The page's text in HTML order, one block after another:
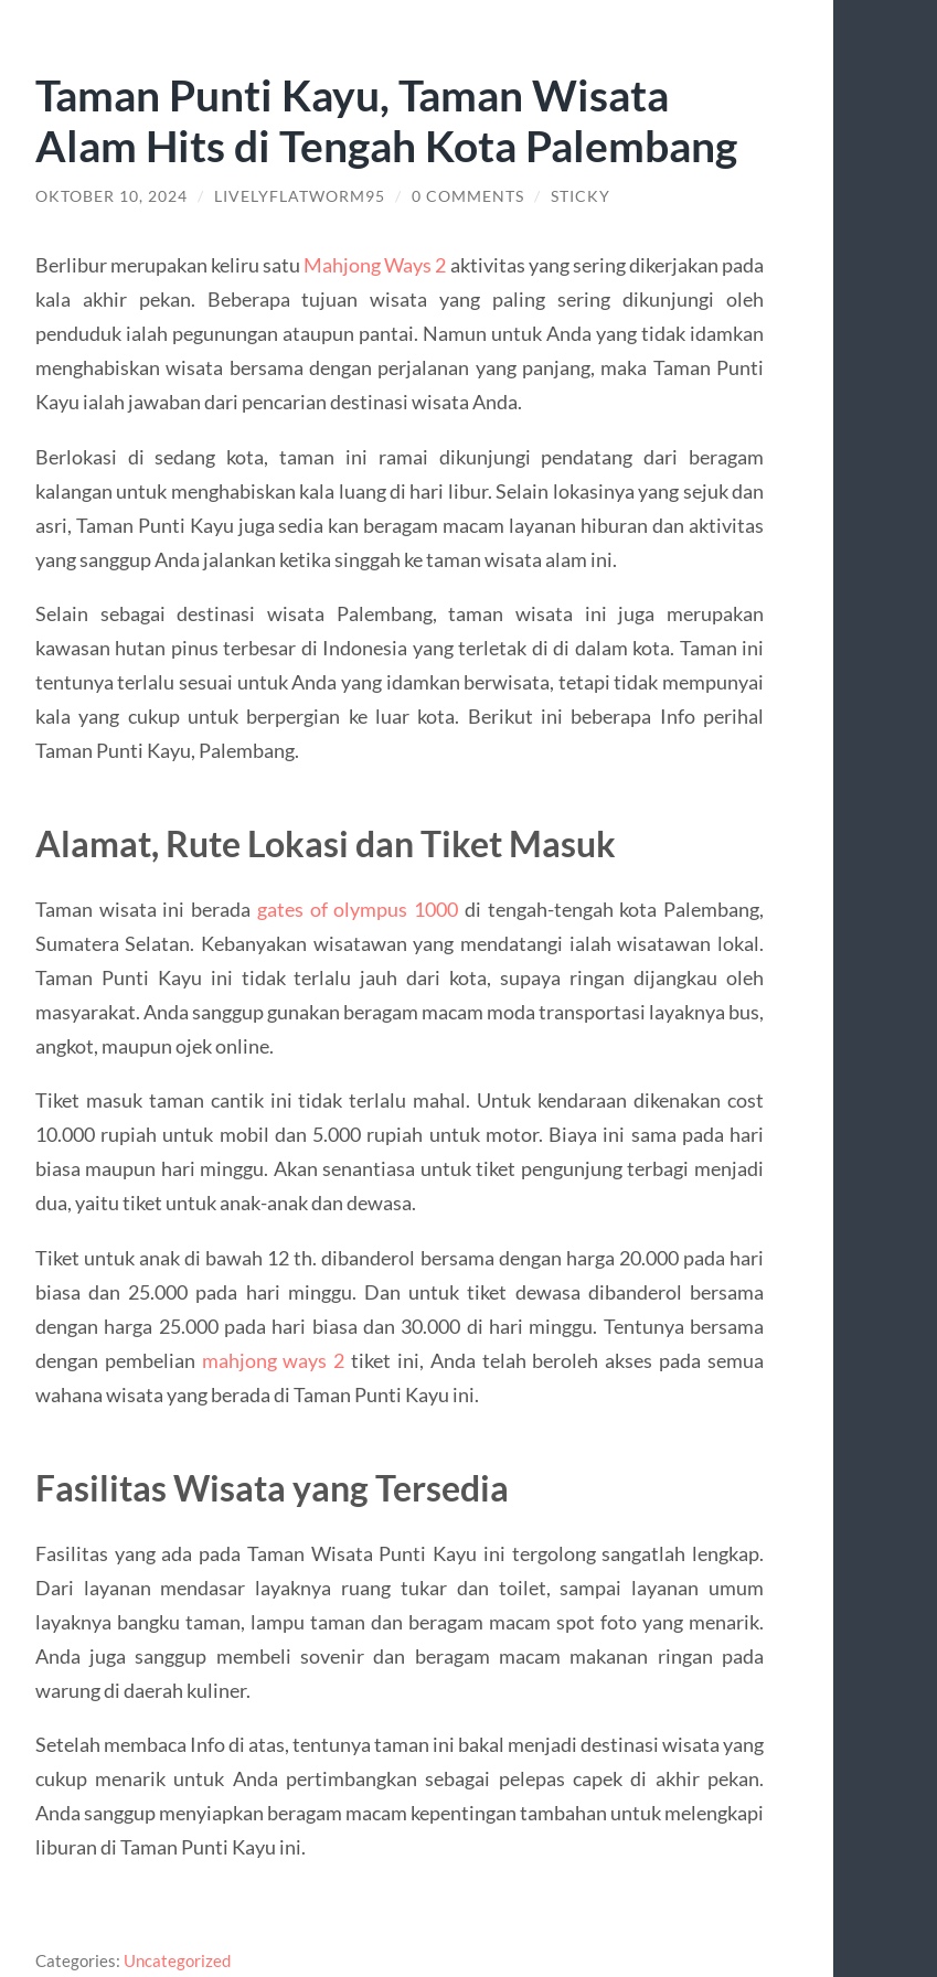
Taman Punti Kayu, Taman Wisata
Alam Hits di Tengah Kota Palembang
OKTOBER 10, 2024 / LIVELYFLATWORM95 / 0 COMMENTS / STICKY
Berlibur merupakan keliru satu Mahjong Ways 2 aktivitas yang sering dikerjakan pada
kala akhir pekan. Beberapa tujuan wisata yang paling sering dikunjungi oleh
penduduk ialah pegunungan ataupun pantai. Namun untuk Anda yang tidak idamkan
menghabiskan wisata bersama dengan perjalanan yang panjang, maka Taman Punti
Kayu ialah jawaban dari pencarian destinasi wisata Anda.
Berlokasi di sedang kota, taman ini ramai dikunjungi pendatang dari beragam
kalangan untuk menghabiskan kala luang di hari libur. Selain lokasinya yang sejuk dan
asri, Taman Punti Kayu juga sedia kan beragam macam layanan hiburan dan aktivitas
yang sanggup Anda jalankan ketika singgah ke taman wisata alam ini.
Selain sebagai destinasi wisata Palembang, taman wisata ini juga merupakan
kawasan hutan pinus terbesar di Indonesia yang terletak di di dalam kota. Taman ini
tentunya terlalu sesuai untuk Anda yang idamkan berwisata, tetapi tidak mempunyai
kala yang cukup untuk berpergian ke luar kota. Berikut ini beberapa Info perihal
Taman Punti Kayu, Palembang.
Alamat, Rute Lokasi dan Tiket Masuk
Taman wisata ini berada gates of olympus 1000 di tengah-tengah kota Palembang,
Sumatera Selatan. Kebanyakan wisatawan yang mendatangi ialah wisatawan lokal.
Taman Punti Kayu ini tidak terlalu jauh dari kota, supaya ringan dijangkau oleh
masyarakat. Anda sanggup gunakan beragam macam moda transportasi layaknya bus,
angkot, maupun ojek online.
Tiket masuk taman cantik ini tidak terlalu mahal. Untuk kendaraan dikenakan cost
10.000 rupiah untuk mobil dan 5.000 rupiah untuk motor. Biaya ini sama pada hari
biasa maupun hari minggu. Akan senantiasa untuk tiket pengunjung terbagi menjadi
dua, yaitu tiket untuk anak-anak dan dewasa.
Tiket untuk anak di bawah 12 th. dibanderol bersama dengan harga 20.000 pada hari
biasa dan 25.000 pada hari minggu. Dan untuk tiket dewasa dibanderol bersama
dengan harga 25.000 pada hari biasa dan 30.000 di hari minggu. Tentunya bersama
dengan pembelian mahjong ways 2 tiket ini, Anda telah beroleh akses pada semua
wahana wisata yang berada di Taman Punti Kayu ini.
Fasilitas Wisata yang Tersedia
Fasilitas yang ada pada Taman Wisata Punti Kayu ini tergolong sangatlah lengkap.
Dari layanan mendasar layaknya ruang tukar dan toilet, sampai layanan umum
layaknya bangku taman, lampu taman dan beragam macam spot foto yang menarik.
Anda juga sanggup membeli sovenir dan beragam macam makanan ringan pada
warung di daerah kuliner.
Setelah membaca Info di atas, tentunya taman ini bakal menjadi destinasi wisata yang
cukup menarik untuk Anda pertimbangkan sebagai pelepas capek di akhir pekan.
Anda sanggup menyiapkan beragam macam kepentingan tambahan untuk melengkapi
liburan di Taman Punti Kayu ini.
Categories: Uncategorized